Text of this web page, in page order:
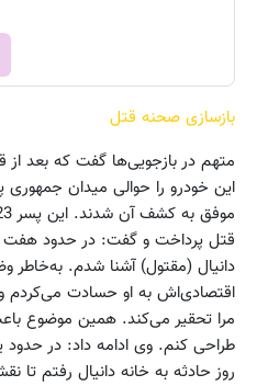
بازسازی صحنه قتل
متهم در بازجویی‌ها گفت که بعد
این خودرو را حوالی میدان جمهوری
قتل پرداخت و گفت: در حدود
دانیال (مقتول) آشنا شدم.
اقتصادی‌اش به او حسادت
مرا تحقیر می‌کند. همین موضوع
طراحی کنم. وی ادامه داد: در
روز حادثه به خانه دانیال رفتم تا